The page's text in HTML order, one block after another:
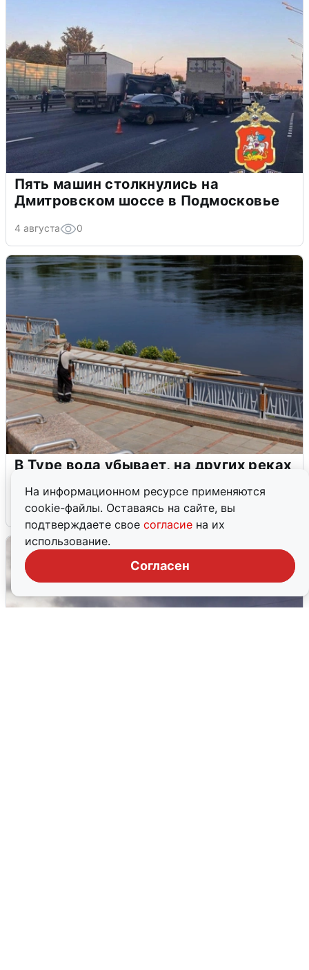
На информационном ресурсе применяются
cookie-файлы. Оставаясь на сайте, вы
подтверждаете свое согласие на их
использование.
Согласен
Пять машин столкнулись на
Дмитровском шоссе в Подмосковье
4 августа 0
В Туре вода убывает, на других реках
4 августа 0